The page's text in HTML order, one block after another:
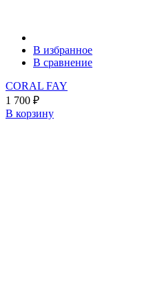
В избранное
В сравнение
CORAL FAY
1 700 ₽
В корзину